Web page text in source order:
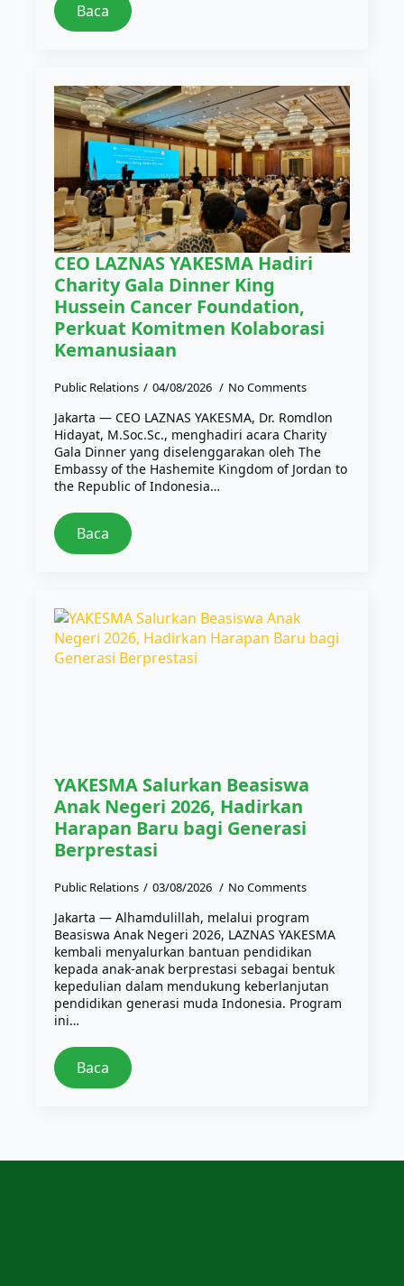
Baca
CEO LAZNAS YAKESMA Hadiri
Charity Gala Dinner King
Hussein Cancer Foundation,
Perkuat Komitmen Kolaborasi
Kemanusiaan
Public Relations 04/08/2026 No Comments
Jakarta — CEO LAZNAS YAKESMA, Dr. Romdlon
Hidayat, M.Soc.Sc., menghadiri acara Charity
Gala Dinner yang diselenggarakan oleh The
Embassy of the Hashemite Kingdom of Jordan to
the Republic of Indonesia…
Baca
YAKESMA Salurkan Beasiswa
Anak Negeri 2026, Hadirkan
Harapan Baru bagi Generasi
Berprestasi
Public Relations 03/08/2026 No Comments
Jakarta — Alhamdulillah, melalui program
Beasiswa Anak Negeri 2026, LAZNAS YAKESMA
kembali menyalurkan bantuan pendidikan
kepada anak-anak berprestasi sebagai bentuk
kepedulian dalam mendukung keberlanjutan
pendidikan generasi muda Indonesia. Program
ini…
Baca